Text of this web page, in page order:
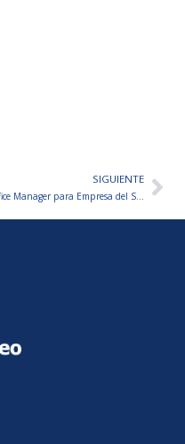
SIGUIENTE
Office Manager para Empresa del Sector Financiero